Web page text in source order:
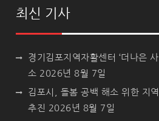
최신 기사
경기김포지역자활센터 ‘더나은
소 2026년 8월 7일
김포시, 돌봄 공백 해소 위한 지
추진 2026년 8월 7일